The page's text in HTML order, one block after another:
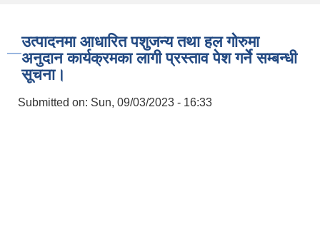
उत्पादनमा आधारित पशुजन्य तथा हल गोरुमा
अनुदान कार्यक्रमका लागी प्रस्ताव पेश गर्ने सम्बन्धी
सूचना।
Submitted on: Sun, 09/03/2023 - 16:33